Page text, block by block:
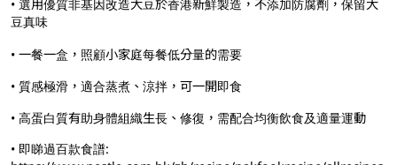
• 選用優質非基因改造大豆於香港新鮮製造，不添加防腐劑，保留大
豆真味
• 一餐一盒，照顧小家庭每餐低分量的需要
• 質感極滑，適合蒸煮、涼拌，可一開即食
• 高蛋白質有助身體組織生長、修復，需配合均衡飲食及適量運動​
• 即睇過百款食譜: